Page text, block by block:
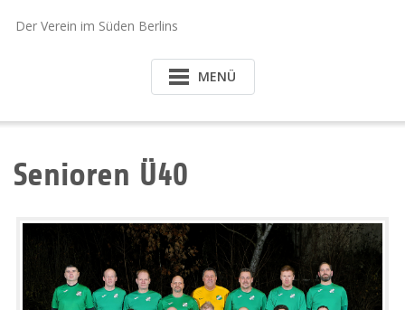
Der Verein im Süden Berlins
MENÜ
Senioren Ü40